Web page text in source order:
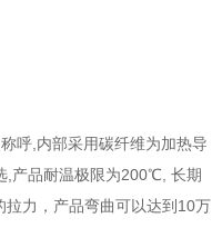
呼,内部采用碳纤维为加热导
,产品耐温极限为200℃, 长期
力，产品弯曲可以达到10万